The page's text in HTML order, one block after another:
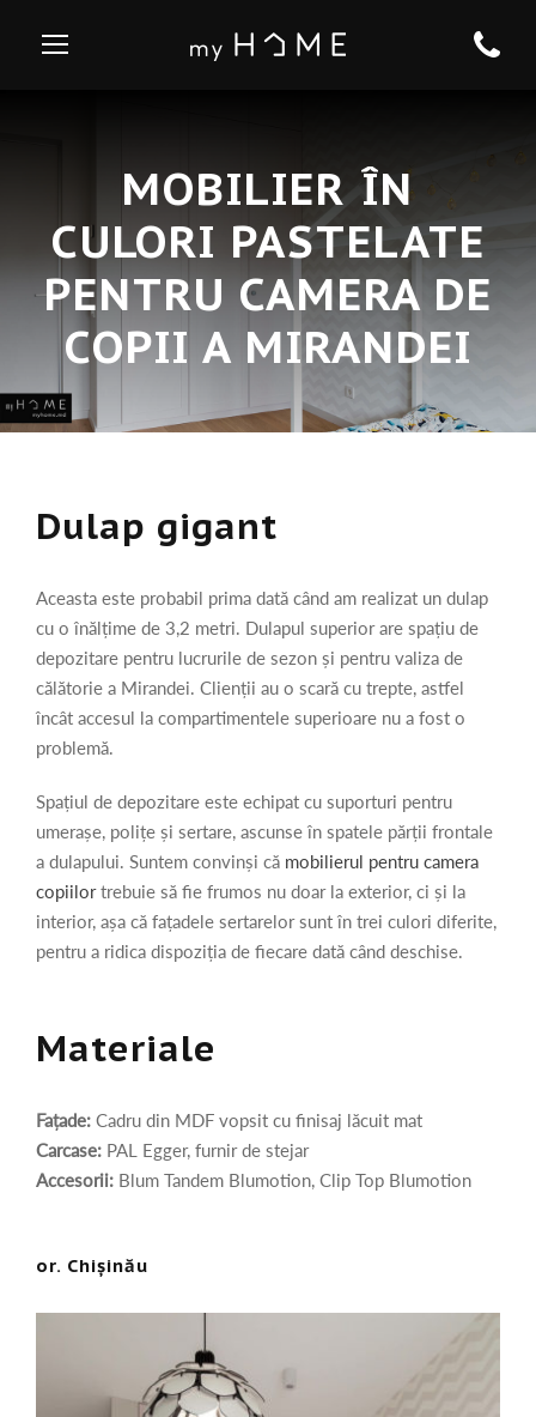
MOBILIER ÎN
CULORI PASTELATE
PENTRU CAMERA DE
COPII A MIRANDEI
Dulap gigant
Aceasta este probabil prima dată când am realizat un dulap
cu o înălțime de 3,2 metri. Dulapul superior are spațiu de
depozitare pentru lucrurile de sezon și pentru valiza de
călătorie a Mirandei. Clienții au o scară cu trepte, astfel
încât accesul la compartimentele superioare nu a fost o
problemă.
Spațiul de depozitare este echipat cu suporturi pentru
umerașe, polițe și sertare, ascunse în spatele părții frontale
a dulapului. Suntem convinși că mobilierul pentru camera
copiilortrebuie să fie frumos nu doar la exterior, ci și la
interior, așa că fațadele sertarelor sunt în trei culori diferite,
pentru a ridica dispoziția de fiecare dată când deschise.
Materiale
Fațade: Cadru din MDF vopsit cu finisaj lăcuit mat
Carcase: PAL Egger, furnir de stejar
Accesorii: Blum Tandem Blumotion, Clip Top Blumotion
or. Chișinău